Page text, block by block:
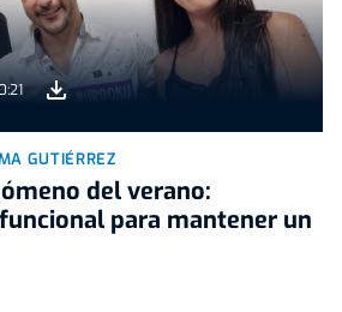
GUTIÉRREZ
del verano:
para mantener un